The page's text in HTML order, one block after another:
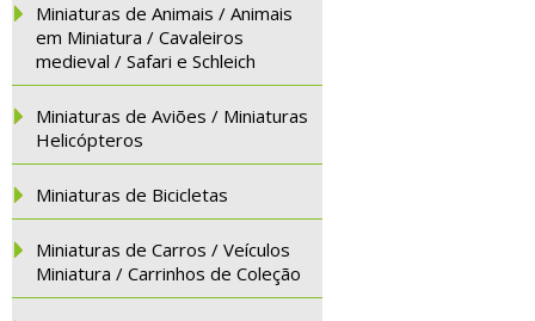
Miniaturas de Animais / Animais
em Miniatura / Cavaleiros
medieval / Safari e Schleich
Miniaturas de Aviões / Miniaturas
Helicópteros
Miniaturas de Bicicletas
Miniaturas de Carros / Veículos
Miniatura / Carrinhos de Coleção